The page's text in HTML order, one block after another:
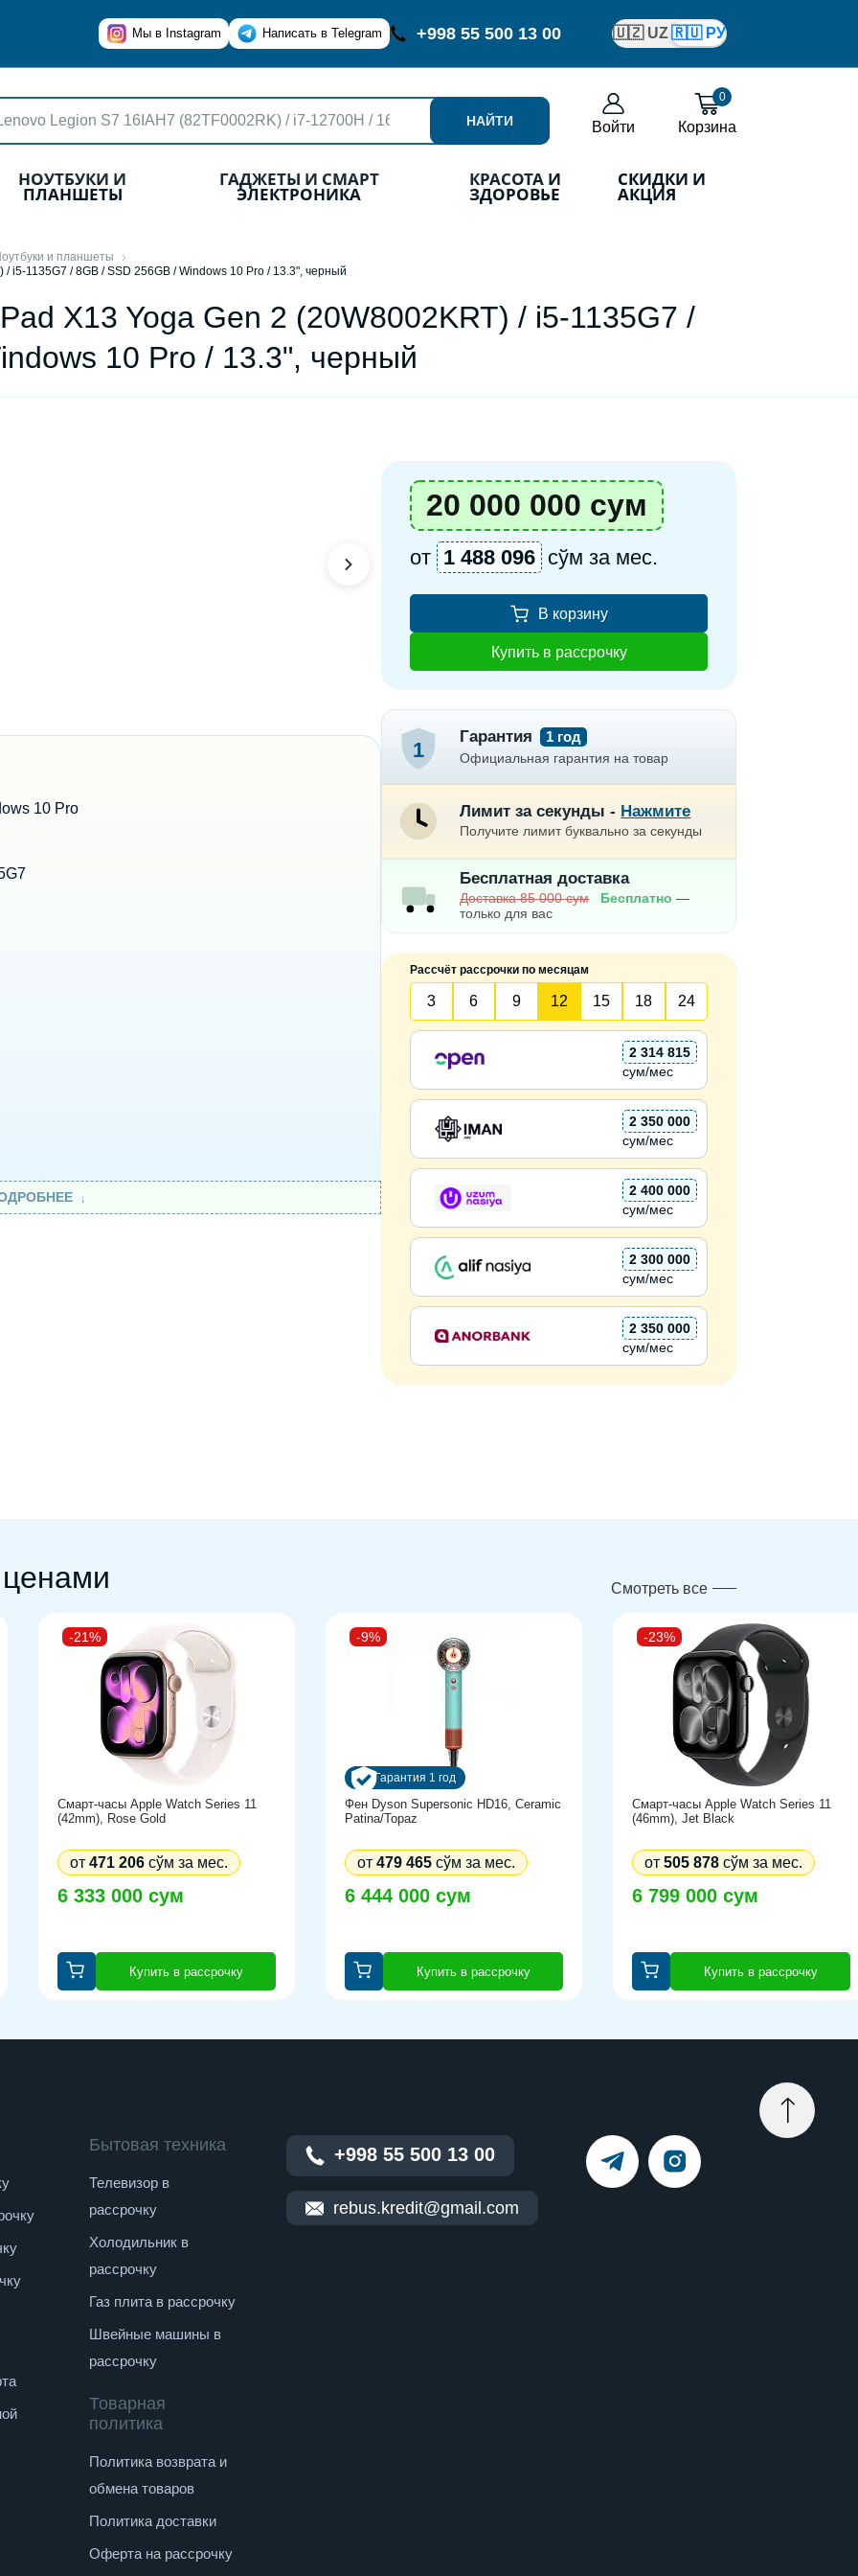
Мы в Instagram Написать в Telegram +998 55 500 13 00 🇺🇿 UZ🇷🇺 РУ
НАЙТИ Войти
0
Корзина
НОУТБУКИ И
ПЛАНШЕТЫ
ГАДЖЕТЫ И СМАРТ
ЭЛЕКТРОНИКА
КРАСОТА И
ЗДОРОВЬЕ
СКИДКИ И
АКЦИЯ
и планшеты
i5-1135G7 / 8GB / SSD 256GB / Windows 10 Pro / 13.3", черный
X13 Yoga Gen 2 (20W8002KRT) / i5-1135G7 /
10 Pro / 13.3", черный
10 Pro
ГБ
20 000 000 сум
от 1 488 096 сўм за мес.
В корзину
Купить в рассрочку
1
Гарантия 1 год
Официальная гарантия на товар
Лимит за секунды - Нажмите
Получите лимит буквально за секунды
Бесплатная доставка
Доставка 85 000 сум Бесплатно —
только для вас
Рассчёт рассрочки по месяцам
3 6 9 12 15 18 24
2 314 815
сум/мес
2 350 000
сум/мес
2 400 000
сум/мес
2 300 000
сум/мес
2 350 000
сум/мес
Смотреть все
-21%
Смарт-часы Apple Watch Series 11
(42mm), Rose Gold
6 333 000 сум
от 471 206 сўм за мес.
Купить в рассрочку
-9%
Гарантия 1 год
Фен Dyson Supersonic HD16, Ceramic
Patina/Topaz
6 444 000 сум
от 479 465 сўм за мес.
Купить в рассрочку
-23%
Смарт-часы Apple Watch Series 11
(46mm), Jet Black
6 799 000 сум
от 505 878 сўм за мес.
Купить в рассрочку
Бытовая техника
Телевизор в
рассрочку
Холодильник в
рассрочку
Газ плита в рассрочку
Швейные машины в
рассрочку
Товарная
политика
Политика возврата и
обмена товаров
Политика доставки
Оферта на рассрочку
+998 55 500 13 00
rebus.kredit@gmail.com